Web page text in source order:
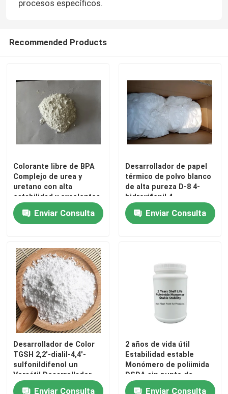
procesos específicos.
Recommended Products
Colorante libre de BPA
Complejo de urea y
uretano con alta
estabilidad y excelentes
propiedades de
resistencia Ofrece
ambientales para la
impresión térmica
Enviar Consulta
Desarrollador de papel
térmico de polvo blanco
de alta pureza D-8 4-
hidroxifenil 4-
isopropoxifenil sulfona
para el desarrollo del
Enviar Consulta
Desarrollador de Color
TGSH 2,2'-dialil-4,4'-
sulfonildifenol un
Versátil Desarrollador
de Color de Alto
Enviar Consulta
2 años de vida útil
Estabilidad estable
Monómero de poliimida
DSDA sin punto de
inflamación para resinas
Enviar Consulta